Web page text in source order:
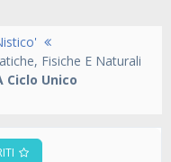
Fisiche E Naturali
Ciclo Unico